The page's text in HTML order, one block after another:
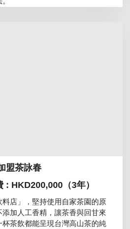
盟茶詠春
: HKD200,000（3年）
店」，堅持使用自家茶園的原
加人工香精，讓茶香與回甘來
杯茶飲都能呈現台灣高山茶的純